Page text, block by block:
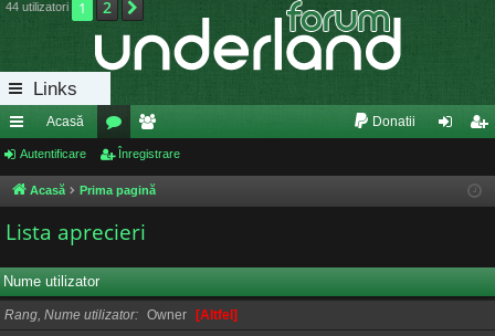
Links
eg
ăt
uri
pi
de
Acasă
or
u
m
e
m
bri
Donatii
eg
Autentificare Înregistrare
Acasă Prima pagină
Lista aprecieri
44 utilizatori 1 2
Nume utilizator
Rang, Nume utilizator Owner [Altfel]